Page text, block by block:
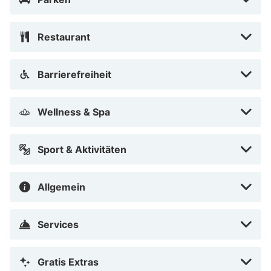
Restaurant
Barrierefreiheit
Wellness & Spa
Sport & Aktivitäten
Allgemein
Services
Gratis Extras